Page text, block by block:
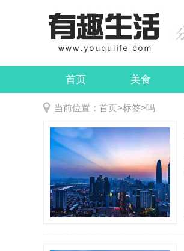
首页 美食
娱乐 民俗
当前位置： 首页>标签>吗